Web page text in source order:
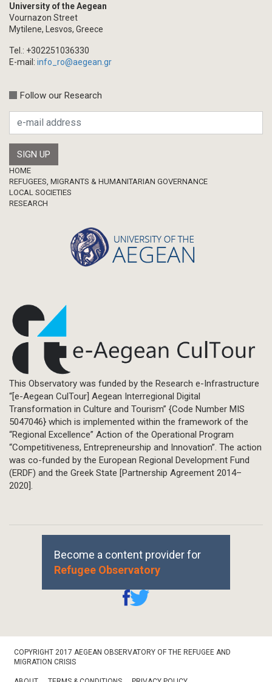
University of the Aegean
Vournazon Street
Mytilene, Lesvos, Greece
Tel.: +302251036330
E-mail: info_ro@aegean.gr
Follow our Research
Footer
HOME
REFUGEES, MIGRANTS & HUMANITARIAN GOVERNANCE
LOCAL SOCIETIES
RESEARCH
This Observatory was funded by the Research e-Infrastructure
“[e-Aegean CulTour] Aegean Interregional Digital
Transformation in Culture and Tourism” {Code Number MIS
5047046} which is implemented within the framework of the
“Regional Excellence” Action of the Operational Program
“Competitiveness, Entrepreneurship and Innovation”. The action
was co-funded by the European Regional Development Fund
(ERDF) and the Greek State [Partnership Agreement 2014–
2020].
Become a content provider for
Refugee Observatory
Bottom
COPYRIGHT 2017 AEGEAN OBSERVATORY OF THE REFUGEE AND
MIGRATION CRISIS